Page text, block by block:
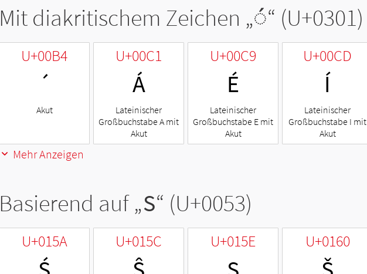
Mit diakritischem Zeichen „◌́“ (U+0301)
U+00B4
´
Akut
U+00C1
Á
Lateinischer
Großbuchstabe A mit
Akut
U+00C9
É
Lateinischer
Großbuchstabe E mit
Akut
U+00CD
Í
Lateinischer
Großbuchstabe I mit
Akut
Mehr Anzeigen
Basierend auf „S“ (U+0053)
U+015A U+015C U+015E U+0160